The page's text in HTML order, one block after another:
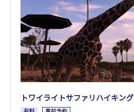
トワイライトサファリハイキング